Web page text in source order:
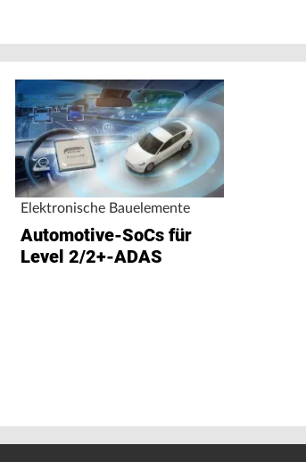
Elektronische Bauelemente
Automotive-SoCs für
Level 2/2+-ADAS